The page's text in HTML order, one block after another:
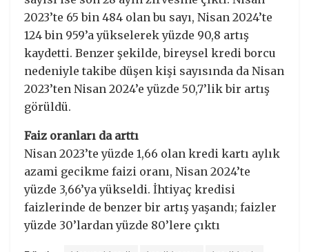
2023’te 65 bin 484 olan bu sayı, Nisan 2024’te
124 bin 959’a yükselerek yüzde 90,8 artış
kaydetti. Benzer şekilde, bireysel kredi borcu
nedeniyle takibe düşen kişi sayısında da Nisan
2023’ten Nisan 2024’e yüzde 50,7’lik bir artış
görüldü.
Faiz oranları da arttı
Nisan 2023’te yüzde 1,66 olan kredi kartı aylık
azami gecikme faizi oranı, Nisan 2024’te
yüzde 3,66’ya yükseldi. İhtiyaç kredisi
faizlerinde de benzer bir artış yaşandı; faizler
yüzde 30’lardan yüzde 80’lere çıktı